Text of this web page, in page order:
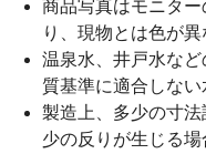
商品写真はモニタ
り、現物とは色が異
温泉水、井戸水な
質基準に適合しない
製造上、多少の寸
少の反りが生じる場